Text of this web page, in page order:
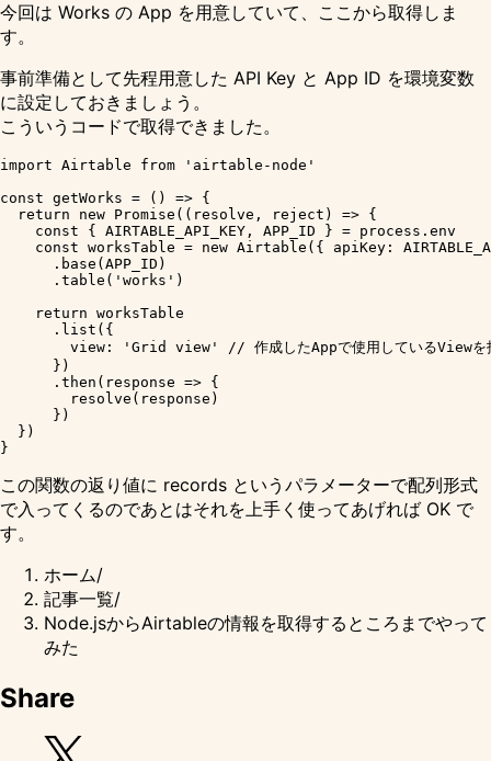
今回は Works の App を用意していて、ここから取得しま
す。
事前準備として先程用意した API Key と App ID を環境変数
に設定しておきましょう。
こういうコードで取得できました。
import Airtable from 'airtable-node'
const getWorks = () => {
  return new Promise((resolve, reject) => {
    const { AIRTABLE_API_KEY, APP_ID } = process.env
const worksTable = new Airtable({ apiKey:
      .base(APP_ID)
      .table('works')
    return worksTable
      .list({
view: 'Grid view' // 作成したAppで使用しているViewを
      })
      .then(response => {
        resolve(response)
      })
  })
この関数の返り値に records というパラメーターで配列形式
で入ってくるのであとはそれを上手く使ってあげれば OK で
す。
ホーム/
記事一覧/
Node.jsからAirtableの情報を取得するところまでやって
みた
Share